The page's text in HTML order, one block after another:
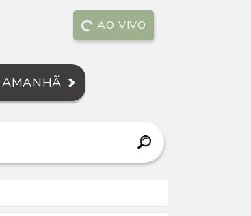
AO VIVO
AMANHÃ